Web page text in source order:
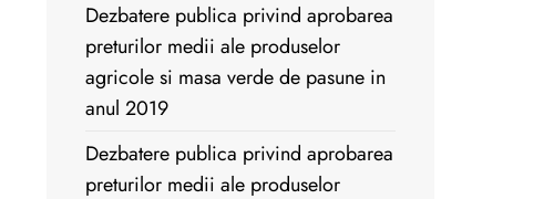
Dezbatere publica privind aprobarea
preturilor medii ale produselor
agricole si masa verde de pasune in
anul 2019
Dezbatere publica privind aprobarea
preturilor medii ale produselor